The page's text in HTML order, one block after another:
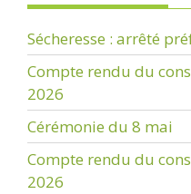
Sécheresse : arrêté
Compte rendu du
2026
Cérémonie du 8 mai
Compte rendu du
2026